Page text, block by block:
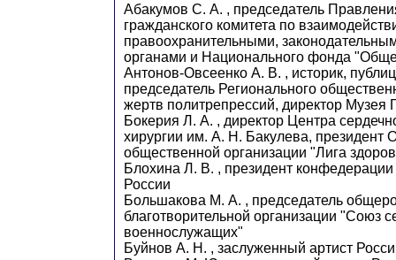
Абакумов С. А. , председатель
гражданского комитета по
правоохранительными,
органами и Национального фонда
Антонов-Овсеенко А. В. , историк,
председатель Регионального
жертв политрепрессий, директор Музея
Бокерия Л. А. , директор Центра
хирургии им. А. Н. Бакулева, президент
общественной организации "Лига
Блохина Л. В. , президент
России
Большакова М. А. , председатель
благотворительной организации "Союз
военнослужащих"
Буйнов А. Н. , заслуженный артист